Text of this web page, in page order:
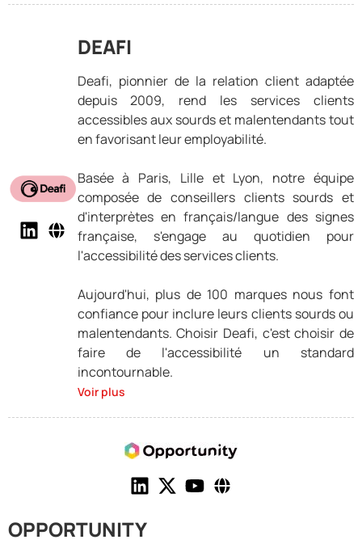
DEAFI
Deafi, pionnier de la relation client adaptée
depuis 2009, rend les services clients
accessibles aux sourds et malentendants tout
en favorisant leur employabilité.
Basée à Paris, Lille et Lyon, notre équipe
composée de conseillers clients sourds et
d'interprètes en français/langue des signes
française, s'engage au quotidien pour
l'accessibilité des services clients.
Aujourd'hui, plus de 100 marques nous font
confiance pour inclure leurs clients sourds ou
malentendants. Choisir Deafi, c'est choisir de
faire de l'accessibilité un standard
incontournable.
Voir plus
OPPORTUNITY